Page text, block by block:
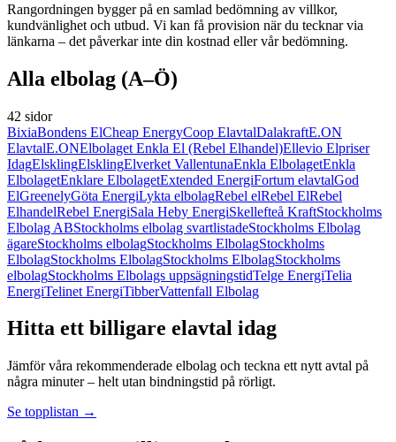
Rangordningen bygger på en samlad bedömning av villkor,
kundvänlighet och utbud. Vi kan få provision när du tecknar via
länkarna – det påverkar inte din kostnad eller vår bedömning.
Alla elbolag (A–Ö)
42 sidor
BixiaBondens ElCheap EnergyCoop ElavtalDalakraftE.ON
ElavtalE.ONElbolaget Enkla El (Rebel Elhandel)Ellevio Elpriser
IdagElsklingElsklingElverket VallentunaEnkla ElbolagetEnkla
ElbolagetEnklare ElbolagetExtended EnergiFortum elavtalGod
ElGreenelyGöta EnergiLykta elbolagRebel elRebel ElRebel
ElhandelRebel EnergiSala Heby EnergiSkellefteå KraftStockholms
Elbolag ABStockholms elbolag svartlistadeStockholms Elbolag
ägareStockholms elbolagStockholms ElbolagStockholms
ElbolagStockholms ElbolagStockholms ElbolagStockholms
elbolagStockholms Elbolags uppsägningstidTelge EnergiTelia
EnergiTelinet EnergiTibberVattenfall Elbolag
Hitta ett billigare elavtal idag
Jämför våra rekommenderade elbolag och teckna ett nytt avtal på
några minuter – helt utan bindningstid på rörligt.
Se topplistan →